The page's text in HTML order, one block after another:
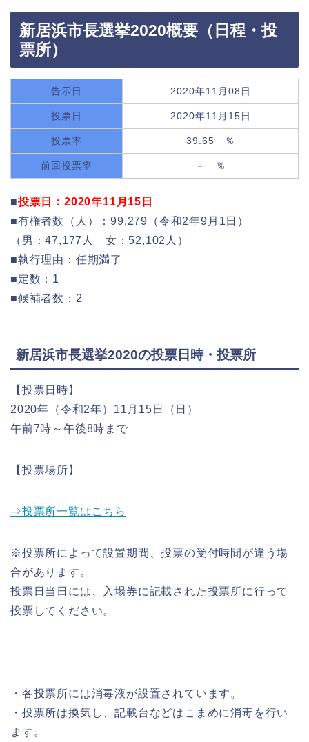
新居浜市長選挙2020概要（日程・投
票所）
告示日 2020年11月08日
投票日 2020年11月15日
投票率 39.65 ％
前回投票率 － ％
■投票日：2020年11月15日
■有権者数（人）：99,279（令和2年9月1日）
（男：47,177人 女：52,102人）
■執行理由：任期満了
■定数：1
■候補者数：2
新居浜市長選挙2020の投票日時・投票所
【投票日時】
2020年（令和2年）11月15日（日）
午前7時～午後8時まで
【投票場所】
⇒投票所一覧はこちら
※投票所によって設置期間、投票の受付時間が違う場
合があります。
投票日当日には、入場券に記載された投票所に行って
投票してください。
・各投票所には消毒液が設置されています。
・投票所は換気し、記載台などはこまめに消毒を行い
ます。